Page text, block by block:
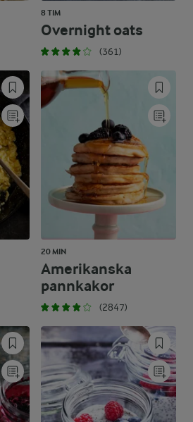
8 TIM
Overnight oats
(361)
20 MIN
Amerikanska
pannkakor
(2847)